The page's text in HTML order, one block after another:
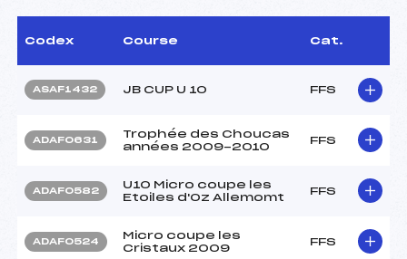
Codex Course Cat.
ASAF1432 JB CUP U 10 FFS
ADAF0631
Trophée des Choucas
années 2009-2010
FFS
ADAF0582
U10 Micro coupe les
Etoiles d'Oz Allemomt
FFS
ADAF0524
Micro coupe les
Cristaux 2009
FFS